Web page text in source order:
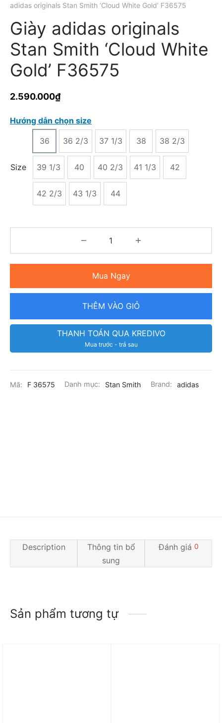
adidas originals Stan Smith ‘Cloud White Gold’ F36575
Giày adidas originals
Stan Smith ‘Cloud White
Gold’ F36575
2.590.000₫
Hướng dẫn chọn size
Size
36 36 2/3 37 1/3 38 38 2/3
39 1/3 40 40 2/3 41 1/3 42
42 2/3 43 1/3 44
Mua Ngay
THÊM VÀO GIỎ
THANH TOÁN QUA KREDIVO
Mua trước - trả sau
Mã: F 36575 Danh mục: Stan Smith Brand: adidas
Description
Thông tin bổ
sung
Đánh giá 0
Sản phẩm tương tự